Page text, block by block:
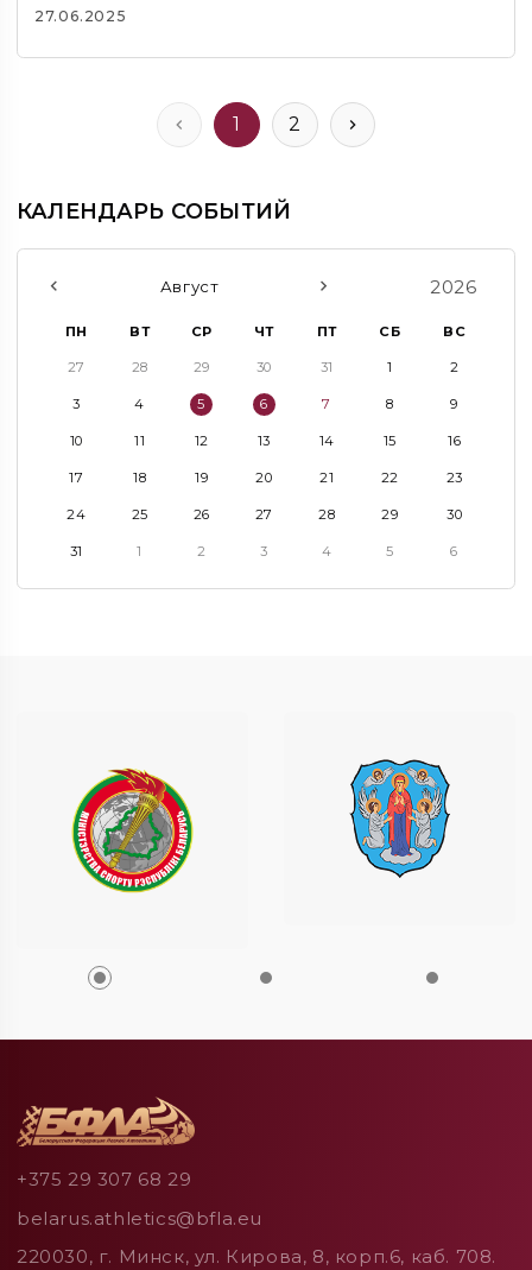
27.06.2025
1 2
КАЛЕНДАРЬ СОБЫТИЙ
Август 2026
ПН ВТ СР ЧТ ПТ СБ ВС
27 28 29 30 31 1 2
3 4 5 6 7 8 9
10 11 12 13 14 15 16
17 18 19 20 21 22 23
24 25 26 27 28 29 30
31 1 2 3 4 5 6
+375 29 307 68 29
belarus.athletics@bfla.eu
220030, г. Минск, ул. Кирова, 8, корп.6, каб. 708.